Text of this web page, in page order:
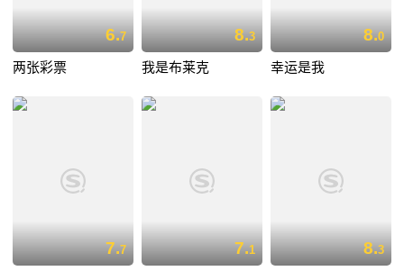
6.7
两张彩票
8.3
我是布莱克
8.0
幸运是我
7.7 7.1 8.3